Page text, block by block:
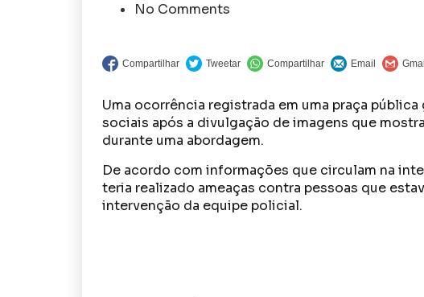
No Comments
Uma ocorrência registrada em uma praça
sociais após a divulgação de imagens que
durante uma abordagem.
De acordo com informações que circulam na
teria realizado ameaças contra pessoas que
intervenção da equipe policial.